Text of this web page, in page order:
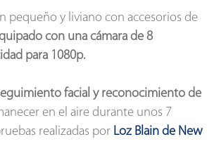
pequeño y liviano con accesorios de
con una cámara de 8
para 1080p.
facial y reconocimiento de
en el aire durante unos 7
realizadas por Loz Blain de New